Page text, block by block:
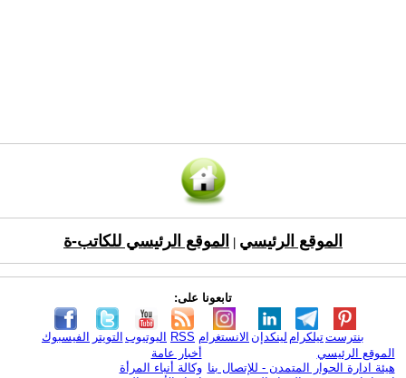
الموقع الرئيسي الموقع الرئيسي للكاتب-ة
تابعونا على:
الفيسبوك التويتر اليوتيوب RSS الانستغرام لينكدإن تيلكرامبنترست
الموقع الرئيسي
هيئة ادارة الحوار المتمدن - للإتصال بنا
أخبار عامة
وكالة أنباء المرأة